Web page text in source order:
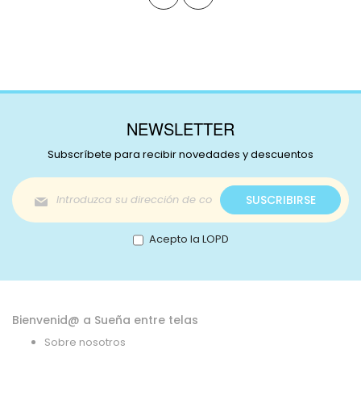
NEWSLETTER
Subscríbete para recibir novedades y descuentos
Inscríbase
a
nuestro
boletín
de
SUSCRIBIRSE
Acepto la LOPD
Bienvenid@ a Sueña entre telas
Sobre nosotros